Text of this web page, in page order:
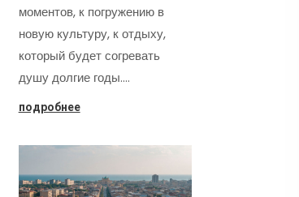
моментов, к погружению в
новую культуру, к отдыху,
который будет согревать
душу долгие годы.…
подробнее